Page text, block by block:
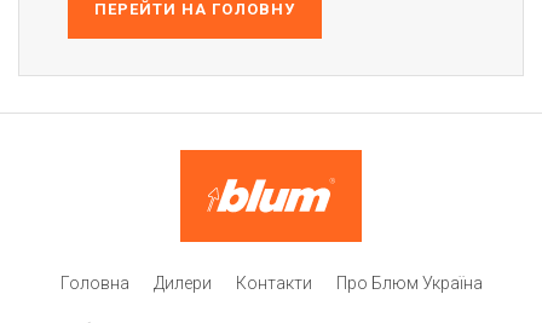
ПЕРЕЙТИ НА ГОЛОВНУ
Головна Дилери Контакти Про Блюм Україна